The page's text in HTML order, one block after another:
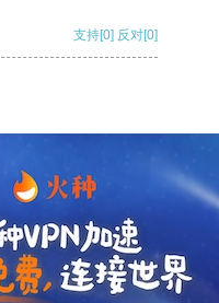
支持[0] 反对[0]
支持 [0] 反对 [0]